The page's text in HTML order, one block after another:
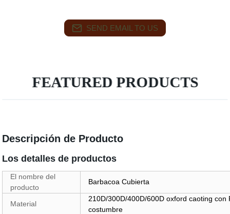
SEND EMAIL TO US
FEATURED PRODUCTS
Descripción de Producto
Los detalles de productos
El nombre del
producto
Barbacoa Cubierta
Material
210D/300D/400D/600D oxford caoting con
costumbre